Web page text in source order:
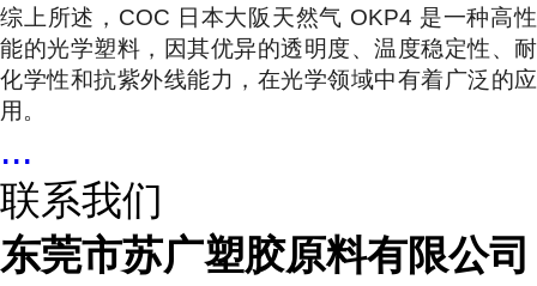
综上所述，COC 日本大阪天然气 OKP4 是一种高性
能的光学塑料，因其优异的透明度、温度稳定性、耐
化学性和抗紫外线能力，在光学领域中有着广泛的应
用。
...
联系我们
东莞市苏广塑胶原料有限公司